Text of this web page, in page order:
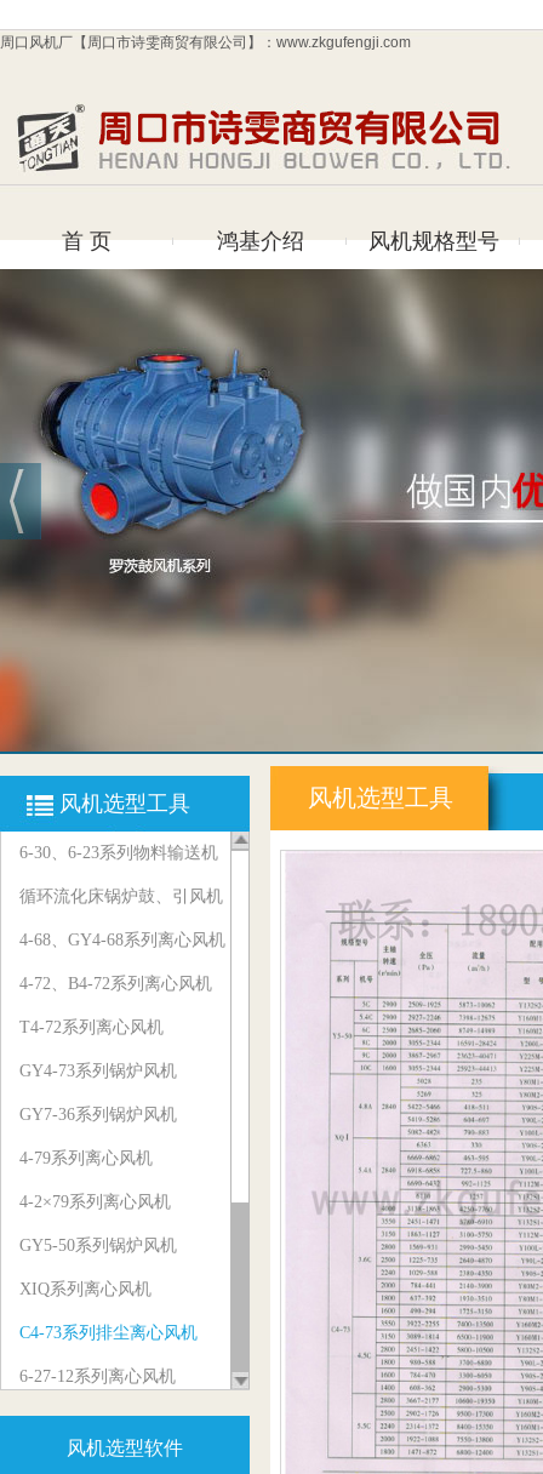
周口风机厂【周口市诗雯商贸有限公司】：www.zkgufengji.com
首 页 鸿基介绍 风机规格型号
风机选型工具
6-30、6-23系列物料输送机
循环流化床锅炉鼓、引风机
4-68、GY4-68系列离心风机
4-72、B4-72系列离心风机
T4-72系列离心风机
GY4-73系列锅炉风机
GY7-36系列锅炉风机
4-79系列离心风机
4-2×79系列离心风机
GY5-50系列锅炉风机
XIQ系列离心风机
C4-73系列排尘离心风机
6-27-12系列离心风机
5-29系列物料输送风机
Y5-47、Y5-48系列锅炉风机
风机选型软件
风机选型工具